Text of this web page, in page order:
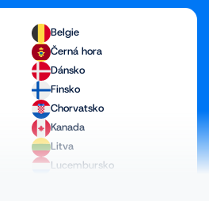
Belgie
Černá hora
Dánsko
Finsko
Chorvatsko
Kanada
Litva
Lucembursko